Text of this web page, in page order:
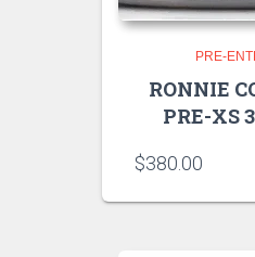
PRE-
RONNIE
PRE-XS
$380.00